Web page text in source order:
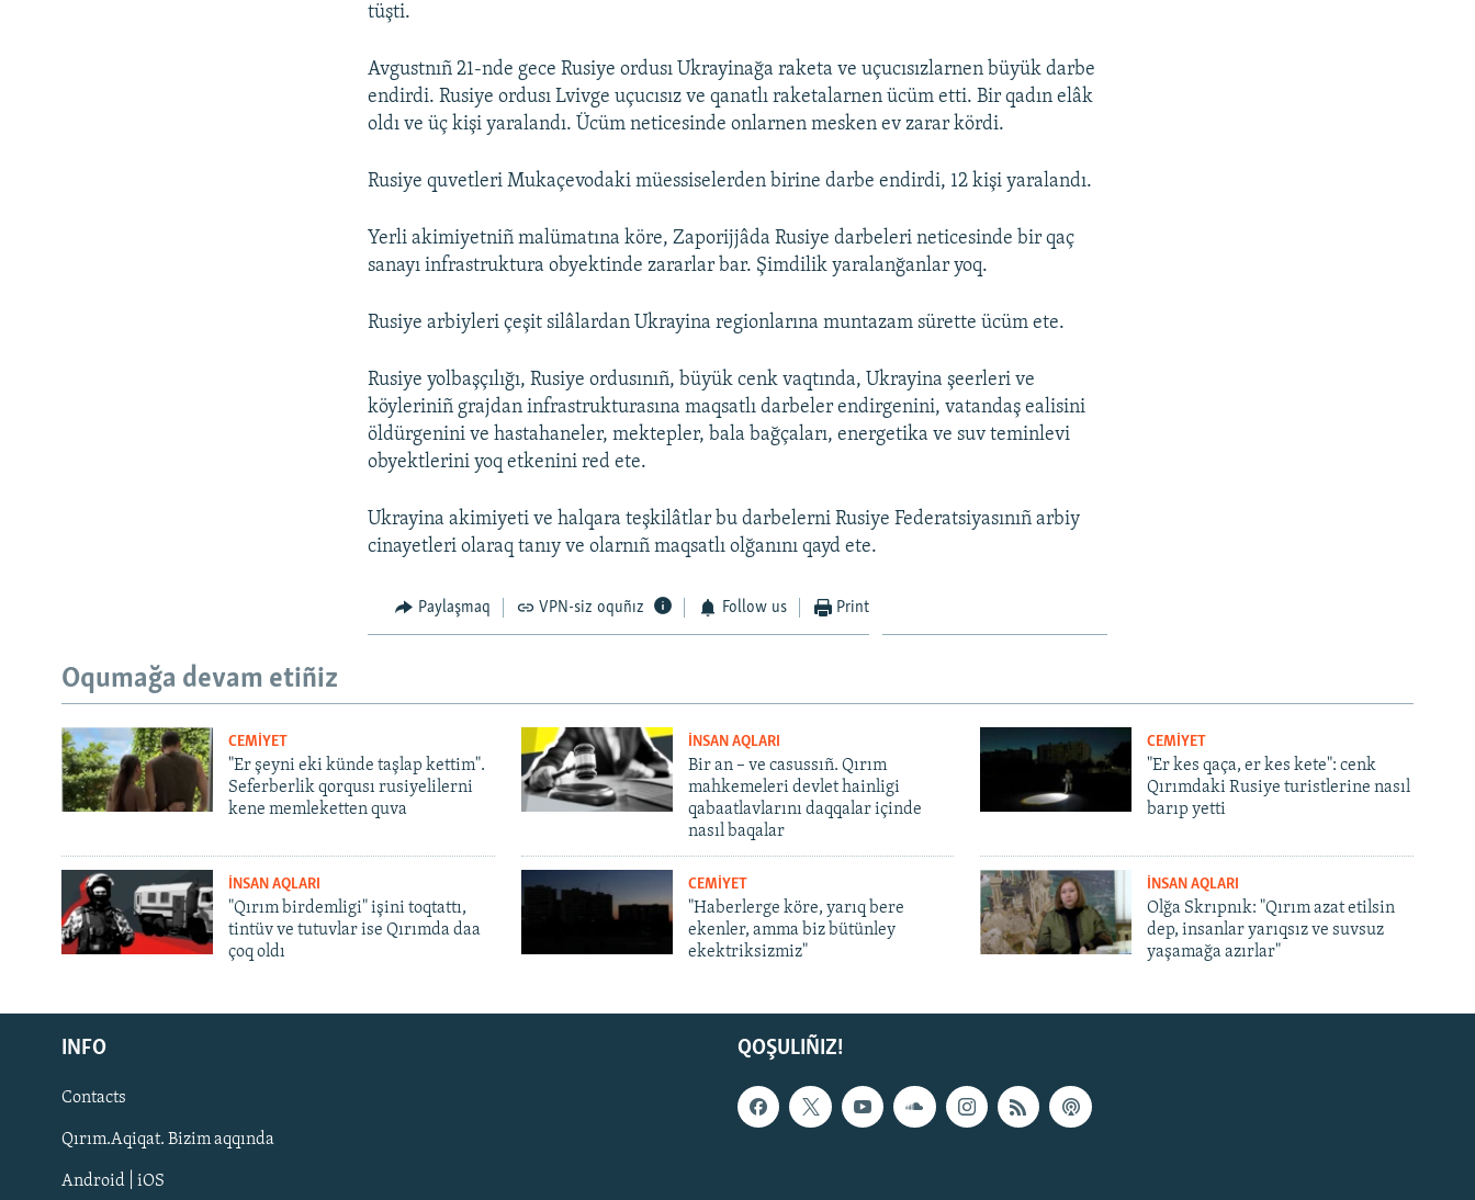
Русский
Українською
QOŞULIÑIZ!
tüşti.
Avgustnıñ 21-nde gece Rusiye ordusı Ukrayinağa raketa ve uçucısızlarnen büyük darbe
endirdi. Rusiye ordusı Lvivge uçucısız ve qanatlı raketalarnen ücüm etti. Bir qadın elâk
oldı ve üç kişi yaralandı. Ücüm neticesinde onlarnen mesken ev zarar kördi.
Rusiye quvetleri Mukaçevodaki müessiselerden birine darbe endirdi, 12 kişi yaralandı.
Yerli akimiyetniñ malümatına köre, Zaporijjâda Rusiye darbeleri neticesinde bir qaç
sanayı infrastruktura obyektinde zararlar bar. Şimdilik yaralanğanlar yoq.
Rusiye arbiyleri çeşit silâlardan Ukrayina regionlarına muntazam sürette ücüm ete.
Rusiye yolbaşçılığı, Rusiye ordusınıñ, büyük cenk vaqtında, Ukrayina şeerleri ve
köyleriniñ grajdan infrastrukturasına maqsatlı darbeler endirgenini, vatandaş ealisini
öldürgenini ve hastahaneler, mektepler, bala bağçaları, energetika ve suv teminlevi
obyektlerini yoq etkenini red ete.
Ukrayina akimiyeti ve halqara teşkilâtlar bu darbelerni Rusiye Federatsiyasınıñ arbiy
cinayetleri olaraq tanıy ve olarnıñ maqsatlı olğanını qayd ete.
Paylaşmaq VPN-siz oquñız Follow us Print
Oqumağa devam etiñiz
CEMİYET
"Er şeyni eki künde taşlap kettim".
Seferberlik qorqusı rusiyelilerni
kene memleketten quva
İNSAN AQLARI
Bir an – ve casussıñ. Qırım
mahkemeleri devlet hainligi
qabaatlavlarını daqqalar içinde
nasıl baqalar
CEMİYET
"Er kes qaça, er kes kete": cenk
Qırımdaki Rusiye turistlerine nasıl
barıp yetti
İNSAN AQLARI
"Qırım birdemligi" işini toqtattı,
tintüv ve tutuvlar ise Qırımda daa
çoq oldı
CEMİYET
"Haberlerge köre, yarıq bere
ekenler, amma biz bütünley
ekektriksizmiz"
İNSAN AQLARI
Olğa Skrıpnık: "Qırım azat etilsin
dep, insanlar yarıqsız ve suvsuz
yaşamağa azırlar"
QOŞULIÑIZ!
INFO
Contacts
Qırım.Aqiqat. Bizim aqqında
Android | iOS